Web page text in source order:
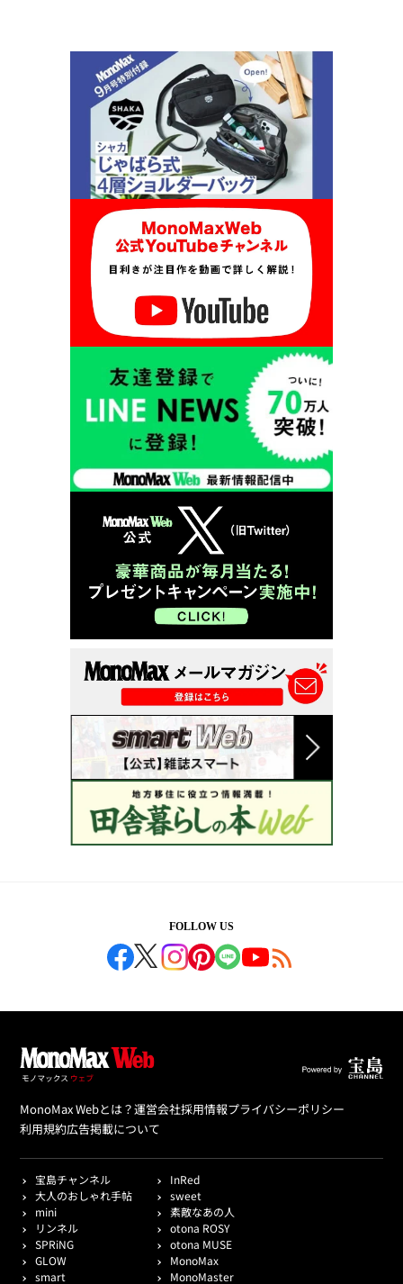
FOLLOW US
MonoMax Webとは？運営会社採用情報プライバシーポリシー
利用規約広告掲載について
宝島チャンネル
InRed
大人のおしゃれ手帖
sweet
mini
素敵なあの人
リンネル
otona ROSY
SPRiNG
otona MUSE
GLOW
MonoMax
smart
MonoMaster